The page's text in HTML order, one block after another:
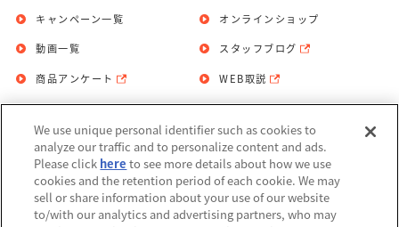
キャンペーン一覧
動画一覧
商品アンケート
オンラインショップ
スタッフブログ
WEB取説
お問い合わせ 個人情報保護方針
利用規約
Do Not Sell or Share My Personal
Information
We use unique personal identifier such as cookies to
analyze our traffic and to personalize content and ads.
Please click here to see more details about how we use
cookies and the retention period of each cookie. We may
sell or share information about your use of our website
to/with our analytics and advertising partners, who may